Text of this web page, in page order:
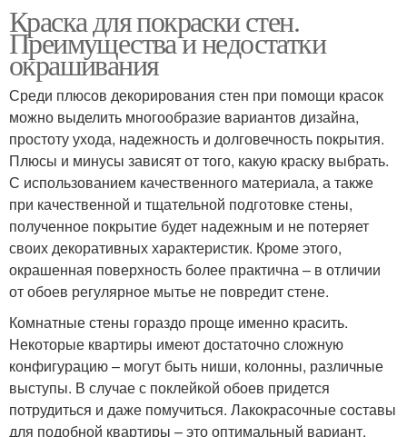
Стен в закладки
Краска для покраски стен.
Преимущества и недостатки
окрашивания
Среди плюсов декорирования стен при помощи красок
можно выделить многообразие вариантов дизайна,
простоту ухода, надежность и долговечность покрытия.
Плюсы и минусы зависят от того, какую краску выбрать.
С использованием качественного материала, а также
при качественной и тщательной подготовке стены,
полученное покрытие будет надежным и не потеряет
своих декоративных характеристик. Кроме этого,
окрашенная поверхность более практична – в отличии
от обоев регулярное мытье не повредит стене.
Комнатные стены гораздо проще именно красить.
Некоторые квартиры имеют достаточно сложную
конфигурацию – могут быть ниши, колонны, различные
выступы. В случае с поклейкой обоев придется
потрудиться и даже помучиться. Лакокрасочные составы
для подобной квартиры – это оптимальный вариант.